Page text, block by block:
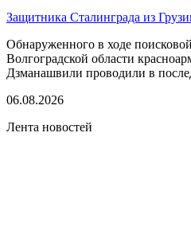
Защитника Сталинграда из
Обнаруженного в ходе
Волгоградской области
Дзманашвили проводили в
06.08.2026
Лента новостей